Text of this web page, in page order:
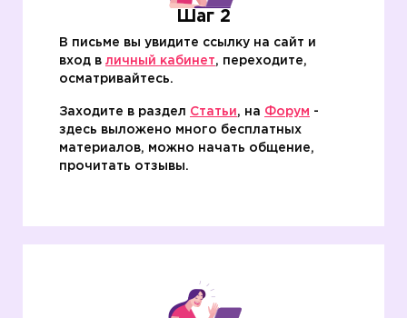
Шаг 2
В письме вы увидите ссылку на сайт и
вход в личный кабинет, переходите,
осматривайтесь.
Заходите в раздел Статьи, на Форум -
здесь выложено много бесплатных
материалов, можно начать общение,
прочитать отзывы.